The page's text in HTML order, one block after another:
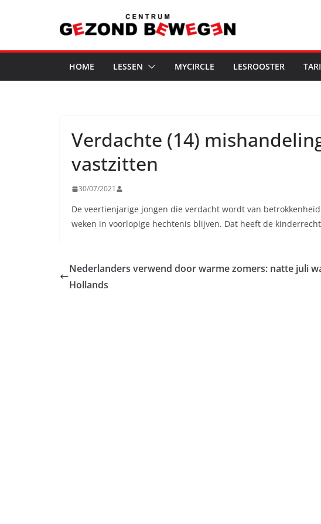
inhoud
HOME LESSEN MYCIRCLE LESROOSTER
Verdachte (14)
vastzitten
30/07/2021
De veertienjarige jongen die verdacht wordt van
weken in voorlopige hechtenis blijven. Dat heeft de
Nederlanders verwend door warme zomers: natte juli
Hollands